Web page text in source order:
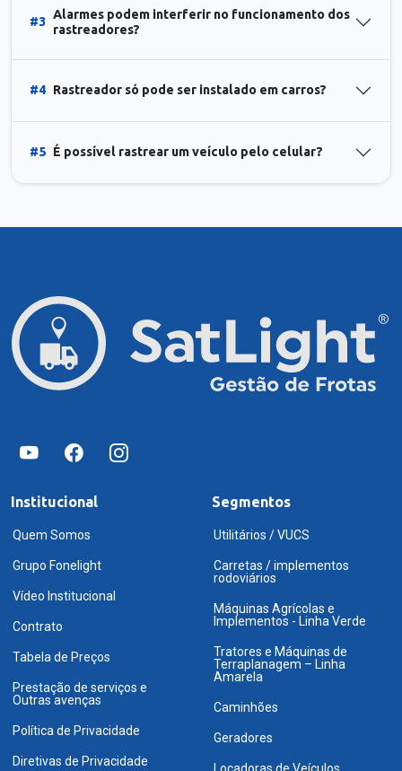
#3
Alarmes podem interferir no funcionamento dos
rastreadores?
#4 Rastreador só pode ser instalado em carros?
#5 É possível rastrear um veículo pelo celular?
Institucional
Quem Somos
Grupo Fonelight
Vídeo Institucional
Contrato
Tabela de Preços
Prestação de serviços e
Outras avenças
Política de Privacidade
Diretivas de Privacidade
Segmentos
Utilitários / VUCS
Carretas / implementos
rodoviários
Máquinas Agrícolas e
Implementos - Linha Verde
Tratores e Máquinas de
Terraplanagem – Linha
Amarela
Caminhões
Geradores